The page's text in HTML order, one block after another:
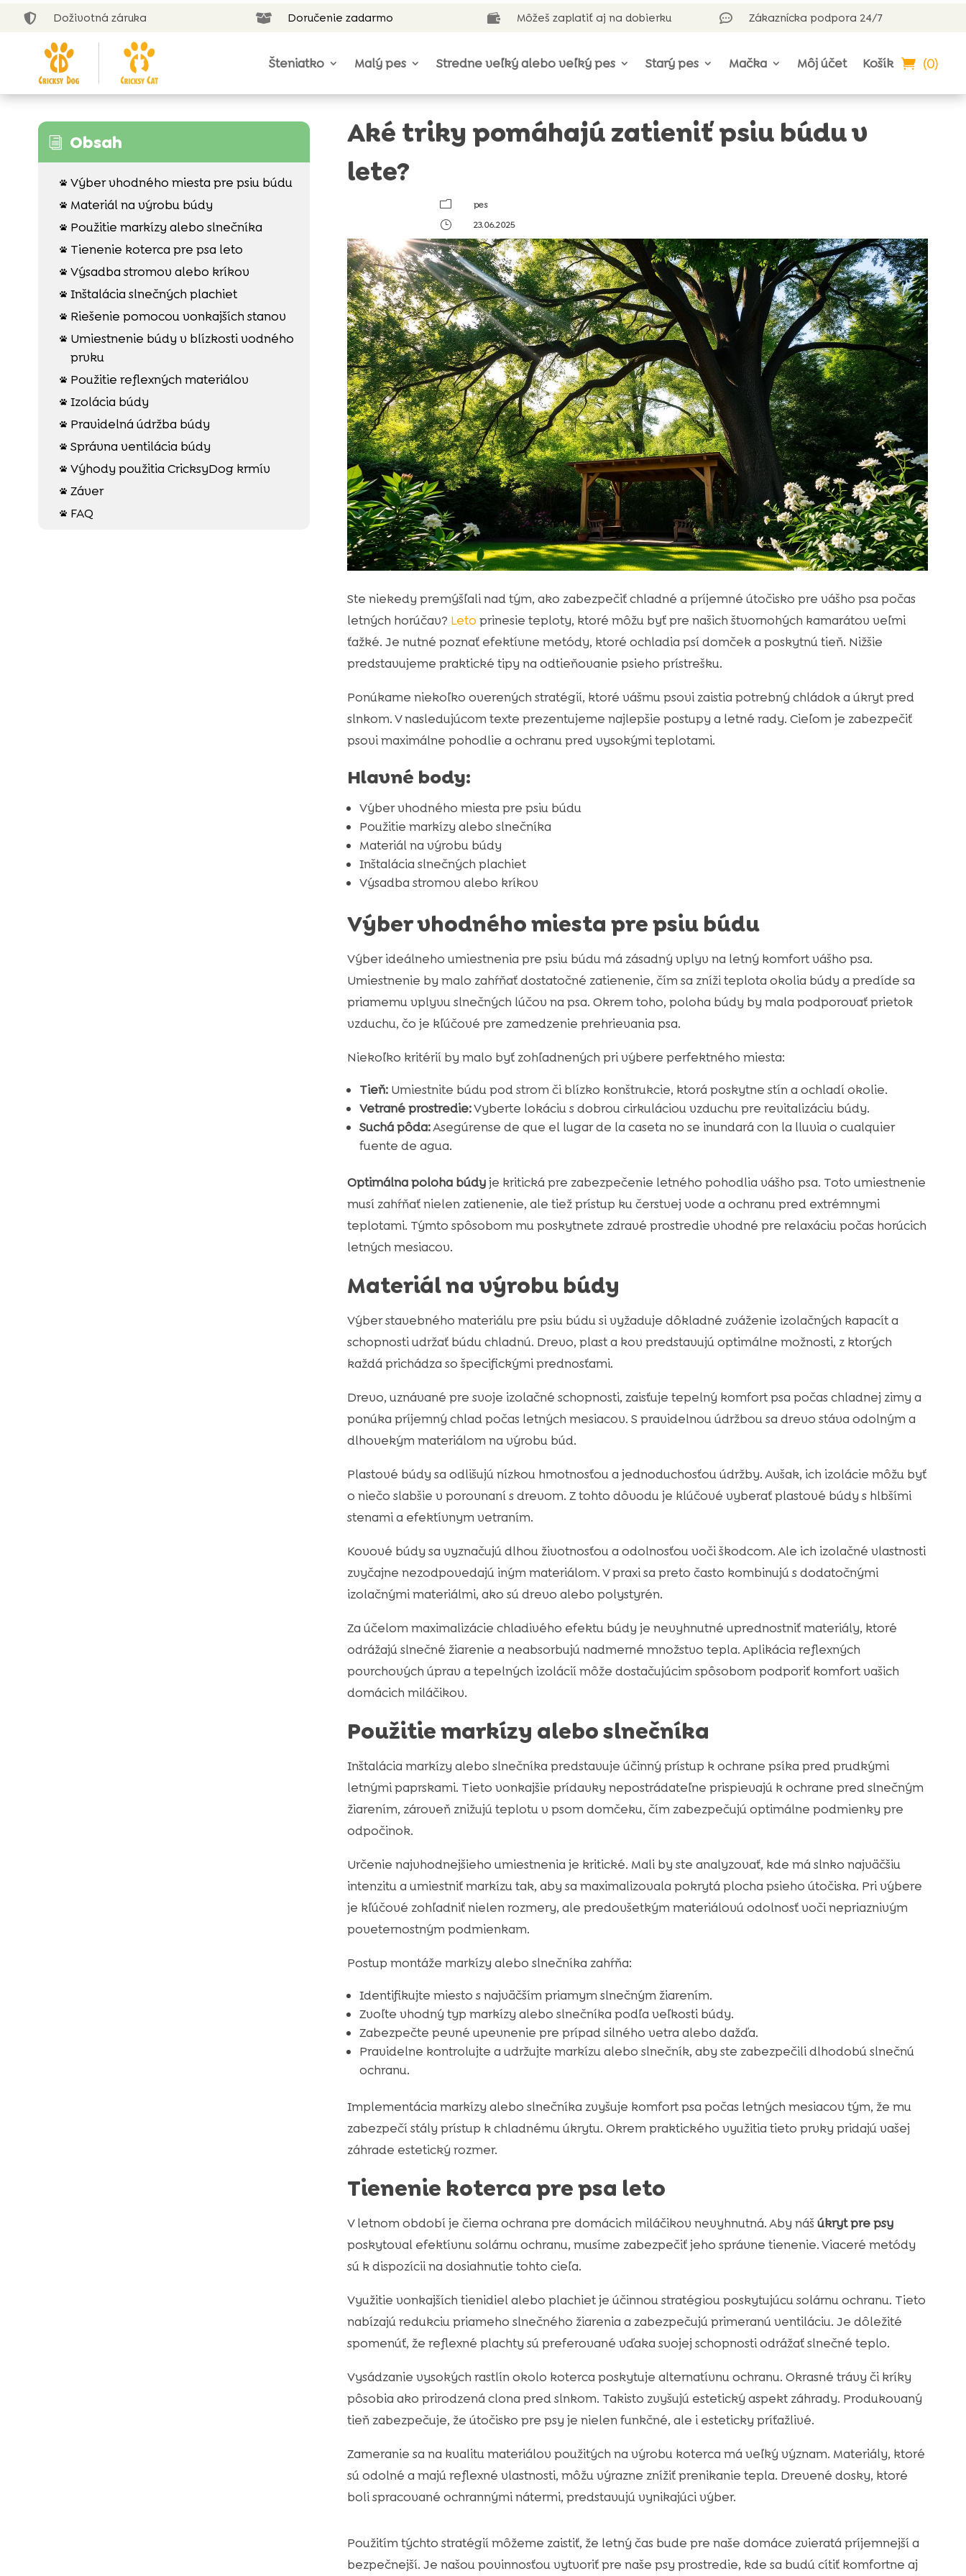
 Doživotná záruka  Doručenie zadarmo  Môžeš zaplatiť aj na dobierku  Zákaznícka podpora 24/7
Šteniatko Malý pes Stredne veľký alebo veľký pes Starý pes Mačka Môj účet Košík (0)
i Obsah
 Výber vhodného miesta pre psiu búdu
 Materiál na výrobu búdy
 Použitie markízy alebo slnečníka
 Tienenie koterca pre psa leto
 Výsadba stromov alebo kríkov
 Inštalácia slnečných plachiet
 Riešenie pomocou vonkajších stanov

Umiestnenie búdy v blízkosti vodného
prvku
 Použitie reflexných materiálov
 Izolácia búdy
 Pravidelná údržba búdy
 Správna ventilácia búdy
 Výhody použitia CricksyDog krmív
 Záver
 FAQ
Aké triky pomáhajú zatieniť psiu búdu v
lete?
m
pes
}
23.06.2025
Ste niekedy premýšľali nad tým, ako zabezpečiť chladné a príjemné útočisko pre vášho psa počas
letných horúčav? Leto prinesie teploty, ktoré môžu byť pre našich štvornohých kamarátov veľmi
ťažké. Je nutné poznať efektívne metódy, ktoré ochladia psí domček a poskytnú tieň. Nižšie
predstavujeme praktické tipy na odtieňovanie psieho prístrešku.
Ponúkame niekoľko overených stratégií, ktoré vášmu psovi zaistia potrebný chládok a úkryt pred
slnkom. V nasledujúcom texte prezentujeme najlepšie postupy a letné rady. Cieľom je zabezpečiť
psovi maximálne pohodlie a ochranu pred vysokými teplotami.
Hlavné body:
Výber vhodného miesta pre psiu búdu
Použitie markízy alebo slnečníka
Materiál na výrobu búdy
Inštalácia slnečných plachiet
Výsadba stromov alebo kríkov
Výber vhodného miesta pre psiu búdu
Výber ideálneho umiestnenia pre psiu búdu má zásadný vplyv na letný komfort vášho psa.
Umiestnenie by malo zahŕňať dostatočné zatienenie, čím sa zníži teplota okolia búdy a predíde sa
priamemu vplyvu slnečných lúčov na psa. Okrem toho, poloha búdy by mala podporovať prietok
vzduchu, čo je kľúčové pre zamedzenie prehrievania psa.
Niekoľko kritérií by malo byť zohľadnených pri výbere perfektného miesta:
Tieň:Umiestnite búdu pod strom či blízko konštrukcie, ktorá poskytne stín a ochladí okolie.
Vetrané prostredie:Vyberte lokáciu s dobrou cirkuláciou vzduchu pre revitalizáciu búdy.
Suchá pôda:Asegúrense de que el lugar de la caseta no se inundará con la lluvia o cualquier
fuente de agua.
Optimálna poloha búdyje kritická pre zabezpečenie letného pohodlia vášho psa. Toto umiestnenie
musí zahŕňať nielen zatienenie, ale tiež prístup ku čerstvej vode a ochranu pred extrémnymi
teplotami. Týmto spôsobom mu poskytnete zdravé prostredie vhodné pre relaxáciu počas horúcich
letných mesiacov.
Materiál na výrobu búdy
Výber stavebného materiálu pre psiu búdu si vyžaduje dôkladné zváženie izolačných kapacít a
schopnosti udržať búdu chladnú. Drevo, plast a kov predstavujú optimálne možnosti, z ktorých
každá prichádza so špecifickými prednosťami.
Drevo, uznávané pre svoje izolačné schopnosti, zaisťuje tepelný komfort psa počas chladnej zimy a
ponúka príjemný chlad počas letných mesiacov. S pravidelnou údržbou sa drevo stáva odolným a
dlhovekým materiálom na výrobu búd.
Plastové búdy sa odlišujú nízkou hmotnosťou a jednoduchosťou údržby. Avšak, ich izolácie môžu byť
o niečo slabšie v porovnaní s drevom. Z tohto dôvodu je klúčové vyberať plastové búdy s hlbšími
stenami a efektívnym vetraním.
Kovové búdy sa vyznačujú dlhou životnosťou a odolnosťou voči škodcom. Ale ich izolačné vlastnosti
zvyčajne nezodpovedajú iným materiálom. V praxi sa preto často kombinujú s dodatočnými
izolačnými materiálmi, ako sú drevo alebo polystyrén.
Za účelom maximalizácie chladivého efektu búdy je nevyhnutné uprednostniť materiály, ktoré
odrážajú slnečné žiarenie a neabsorbujú nadmerné množstvo tepla. Aplikácia reflexných
povrchových úprav a tepelných izolácií môže dostačujúcim spôsobom podporiť komfort vašich
domácich miláčikov.
Použitie markízy alebo slnečníka
Inštalácia markízy alebo slnečníka predstavuje účinný prístup k ochrane psíka pred prudkými
letnými paprskami. Tieto vonkajšie prídavky nepostrádateľne prispievajú k ochrane pred slnečným
žiarením, zároveň znižujú teplotu v psom domčeku, čím zabezpečujú optimálne podmienky pre
odpočinok.
Určenie najvhodnejšieho umiestnenia je kritické. Mali by ste analyzovať, kde má slnko najväčšiu
intenzitu a umiestniť markízu tak, aby sa maximalizovala pokrytá plocha psieho útočiska. Pri výbere
je kľúčové zohľadniť nielen rozmery, ale predovšetkým materiálovú odolnosť voči nepriaznivým
poveternostným podmienkam.
Postup montáže markízy alebo slnečníka zahŕňa:
Identifikujte miesto s najväčším priamym slnečným žiarením.
Zvoľte vhodný typ markízy alebo slnečníka podľa veľkosti búdy.
Zabezpečte pevné upevnenie pre prípad silného vetra alebo dažďa.
Pravidelne kontrolujte a udržujte markízu alebo slnečník, aby ste zabezpečili dlhodobú slnečnú
ochranu.
Implementácia markízy alebo slnečníka zvyšuje komfort psa počas letných mesiacov tým, že mu
zabezpečí stály prístup k chladnému úkrytu. Okrem praktického využitia tieto prvky pridajú vašej
záhrade estetický rozmer.
Tienenie koterca pre psa leto
V letnom období je čierna ochrana pre domácich miláčikov nevyhnutná. Aby nášúkryt pre psy
poskytoval efektívnu solárnu ochranu, musíme zabezpečiť jeho správne tienenie. Viaceré metódy
sú k dispozícii na dosiahnutie tohto cieľa.
Využitie vonkajších tienidiel alebo plachiet je účinnou stratégiou poskytujúcu solárnu ochranu. Tieto
nabízajú redukciu priameho slnečného žiarenia a zabezpečujú primeranú ventiláciu. Je dôležité
spomenúť, že reflexné plachty sú preferované vďaka svojej schopnosti odrážať slnečné teplo.
Vysádzanie vysokých rastlín okolo koterca poskytuje alternatívnu ochranu. Okrasné trávy či kríky
pôsobia ako prirodzená clona pred slnkom. Takisto zvyšujú estetický aspekt záhrady. Produkovaný
tieň zabezpečuje, že útočisko pre psy je nielen funkčné, ale i esteticky príťažlivé.
Zameranie sa na kvalitu materiálov použitých na výrobu koterca má veľký význam. Materiály, ktoré
sú odolné a majú reflexné vlastnosti, môžu výrazne znížiť prenikanie tepla. Drevené dosky, ktoré
boli spracované ochrannými nátermi, predstavujú vynikajúci výber.
Použitím týchto stratégií môžeme zaistiť, že letný čas bude pre naše domáce zvieratá príjemnejší a
bezpečnejší. Je našou povinnosťou vytvoriť pre naše psy prostredie, kde sa budú cítiť komfortne aj